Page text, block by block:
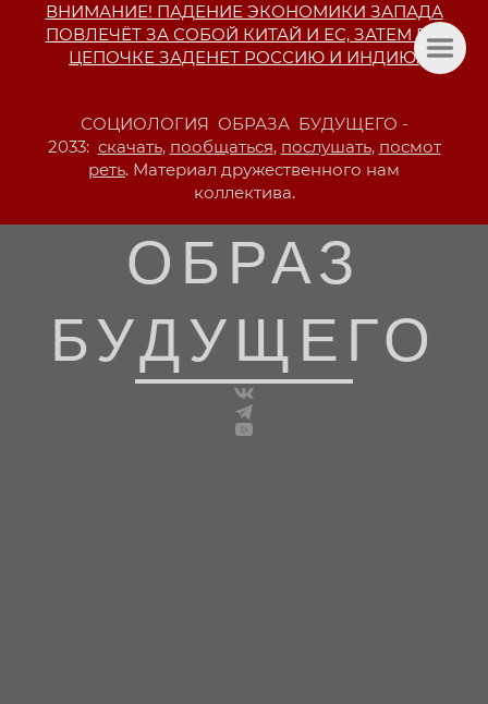
ВНИМАНИЕ! ПАДЕНИЕ ЭКОНОМИКИ ЗАПАДА
ПОВЛЕЧЁТ ЗА СОБОЙ КИТАЙ И ЕС, ЗАТЕМ ПО
ЦЕПОЧКЕ ЗАДЕНЕТ РОССИЮ И ИНДИЮ.
СОЦИОЛОГИЯ ОБРАЗА БУДУЩЕГО -
2033: скачать, пообщаться, послушать, посмот
реть. Материал дружественного нам
коллектива.
ОБРАЗ
БУДУЩЕГО